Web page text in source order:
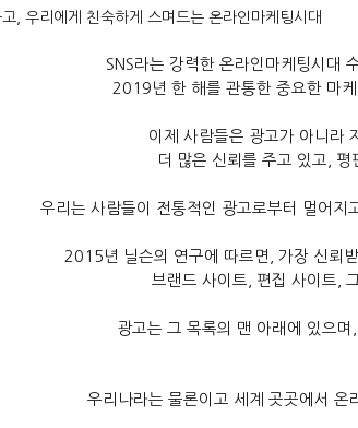
, 우리에게 친숙하게 스며드는 온라인마케팅시대
SNS라는 강력한 온라인마케팅시대
2019 년 한 해를 관통한 중요한 마
이제 사람들은 광고가 아니라
더 많은 신뢰를 주고 있고
평
우리는 사람들이 전통적인 광고로부터 멀어지
2015 년 닐슨의 연구에 따르면 가장 신뢰
브랜드 사이트
편집 사이트
광고는 그 목록의 맨 아래에 있으며
우리나라는 물론이고 세계 곳곳에서 온